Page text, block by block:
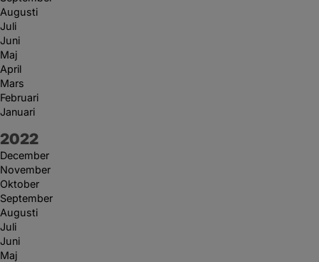
Augusti
Juli
Juni
Maj
April
Mars
Februari
Januari
År:
2022
December
November
Oktober
September
Augusti
Juli
Juni
Maj